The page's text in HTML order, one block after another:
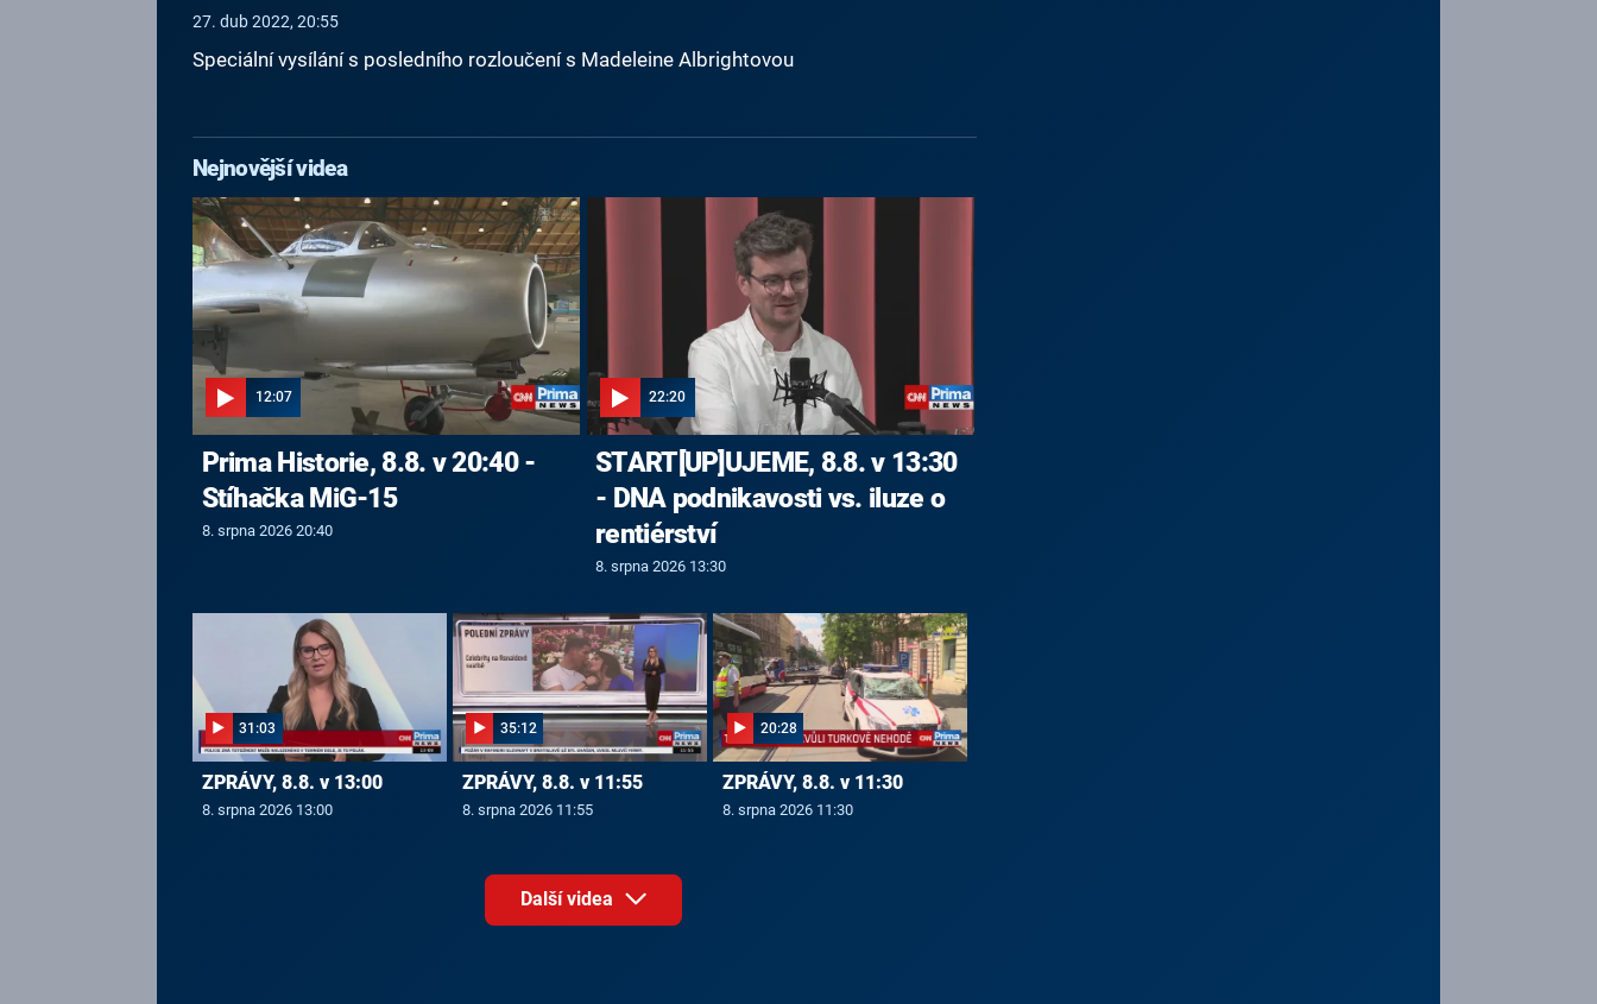
27. dub 2022, 20:55
Speciální vysílání s posledního rozloučení s Madeleine Albrightovou
Nejnovější videa
12:07
Prima Historie, 8.8. v 20:40 -
Stíhačka MiG-15
8. srpna 2026 20:40
22:20
START[UP]UJEME, 8.8. v 13:30
- DNA podnikavosti vs. iluze o
rentiérství
8. srpna 2026 13:30
31:03
ZPRÁVY, 8.8. v 13:00
8. srpna 2026 13:00
35:12
ZPRÁVY, 8.8. v 11:55
8. srpna 2026 11:55
20:28
ZPRÁVY, 8.8. v 11:30
8. srpna 2026 11:30
Další videa